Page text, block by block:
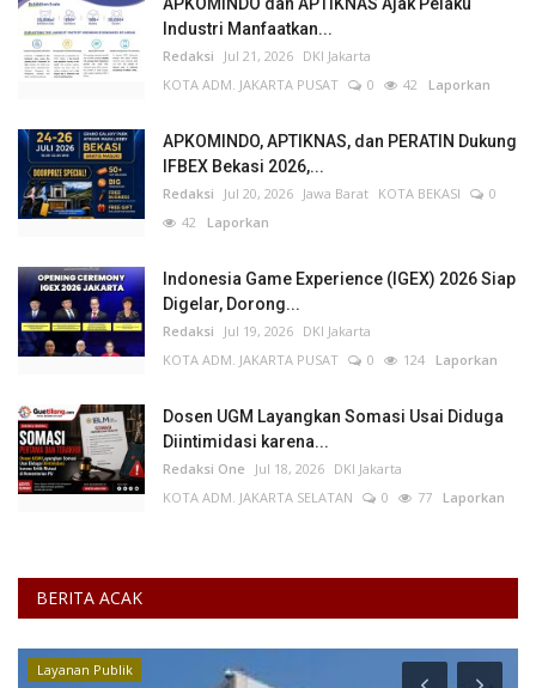
APKOMINDO dan APTIKNAS Ajak Pelaku
Industri Manfaatkan...
Redaksi Jul 21, 2026 DKI Jakarta
KOTA ADM. JAKARTA PUSAT
0 42 Laporkan
APKOMINDO, APTIKNAS, dan PERATIN Dukung
IFBEX Bekasi 2026,...
Redaksi Jul 20, 2026 Jawa Barat KOTA BEKASI
0
42 Laporkan
Indonesia Game Experience (IGEX) 2026 Siap
Digelar, Dorong...
Redaksi Jul 19, 2026 DKI Jakarta
KOTA ADM. JAKARTA PUSAT
0 124 Laporkan
Dosen UGM Layangkan Somasi Usai Diduga
Diintimidasi karena...
Redaksi One Jul 18, 2026 DKI Jakarta
KOTA ADM. JAKARTA SELATAN
0 77 Laporkan
BERITA ACAK
Layanan Publik